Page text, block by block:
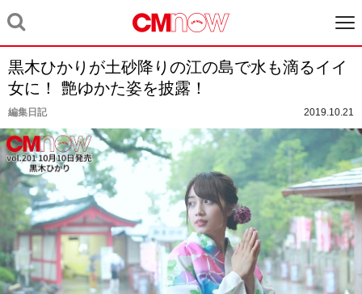
黒木ひかりが土砂降りの江の島で水も滴るイイ
女に！ 艶ゆかた姿を披露！
編集日記 2019.10.21